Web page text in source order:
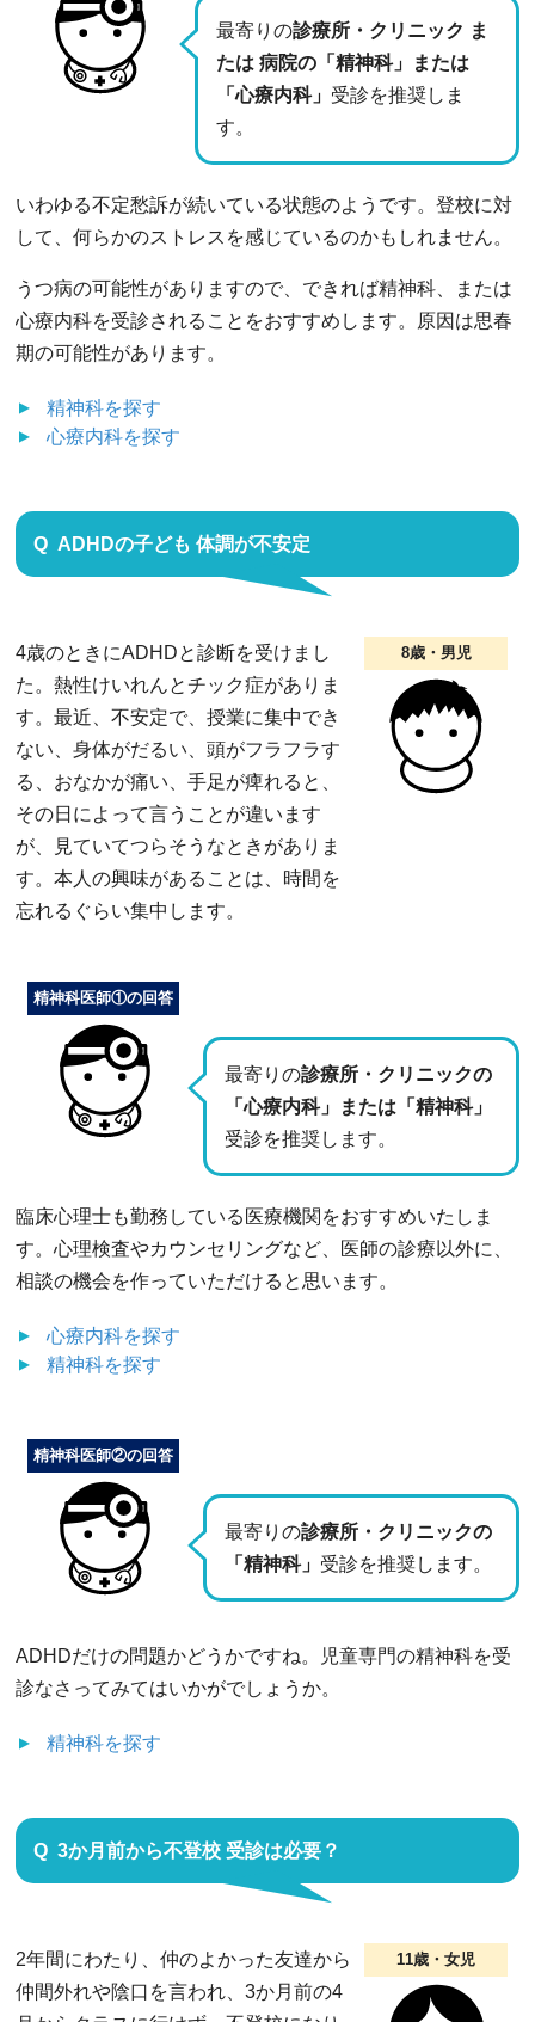
最寄りの診療所・クリニック ま
たは 病院の「精神科」または
「心療内科」 受診を推奨しま
す。
いわゆる不定愁訴が続いている状態のようです。登校に対
して、何らかのストレスを感じているのかもしれません。
うつ病の可能性がありますので、できれば精神科、または
心療内科を受診されることをおすすめします。原因は思春
期の可能性があります。
精神科を探す
心療内科を探す
ADHDの子ども 体調が不安定
8歳・男児
4歳のときにADHDと診断を受けまし
た。熱性けいれんとチック症がありま
す。最近、不安定で、授業に集中でき
ない、身体がだるい、頭がフラフラす
る、おなかが痛い、手足が痺れると、
その日によって言うことが違います
が、見ていてつらそうなときがありま
す。本人の興味があることは、時間を
忘れるぐらい集中します。
最寄りの診療所・クリニックの
「心療内科」または「精神科」
受診を推奨します。
精神科医師①の回答
臨床心理士も勤務している医療機関をおすすめいたしま
す。心理検査やカウンセリングなど、医師の診療以外に、
相談の機会を作っていただけると思います。
心療内科を探す
精神科を探す
最寄りの診療所・クリニックの
「精神科」 受診を推奨します。
精神科医師②の回答
ADHDだけの問題かどうかですね。児童専門の精神科を受
診なさってみてはいかがでしょうか。
精神科を探す
3か月前から不登校 受診は必要？
11歳・女児
2年間にわたり、仲のよかった友達から
仲間外れや陰口を言われ、3か月前の4